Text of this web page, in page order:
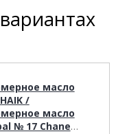
масло
/
масло
№ 17 Chanel